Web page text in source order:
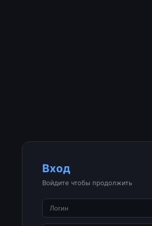
Вход
Войдите чтобы продолжить